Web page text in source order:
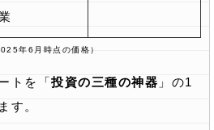
年6月時点の価格）
トを「投資の三種の神器 」の1
す。